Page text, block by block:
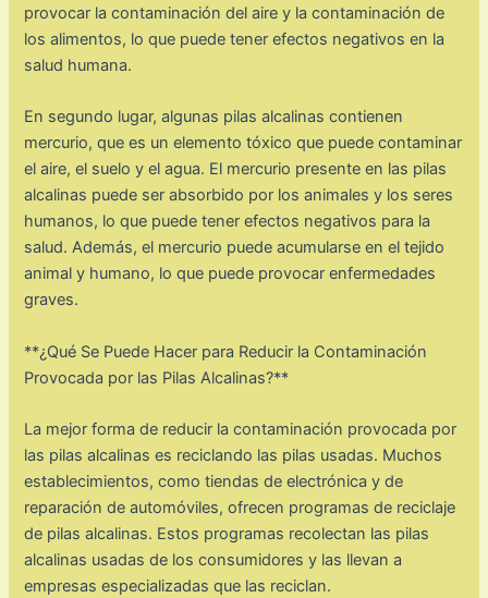
provocar la contaminación del aire y la contaminación de
los alimentos, lo que puede tener efectos negativos en la
salud humana.
En segundo lugar, algunas pilas alcalinas contienen
mercurio, que es un elemento tóxico que puede contaminar
el aire, el suelo y el agua. El mercurio presente en las pilas
alcalinas puede ser absorbido por los animales y los seres
humanos, lo que puede tener efectos negativos para la
salud. Además, el mercurio puede acumularse en el tejido
animal y humano, lo que puede provocar enfermedades
graves.
**¿Qué Se Puede Hacer para Reducir la Contaminación
Provocada por las Pilas Alcalinas?**
La mejor forma de reducir la contaminación provocada por
las pilas alcalinas es reciclando las pilas usadas. Muchos
establecimientos, como tiendas de electrónica y de
reparación de automóviles, ofrecen programas de reciclaje
de pilas alcalinas. Estos programas recolectan las pilas
alcalinas usadas de los consumidores y las llevan a
empresas especializadas que las reciclan.